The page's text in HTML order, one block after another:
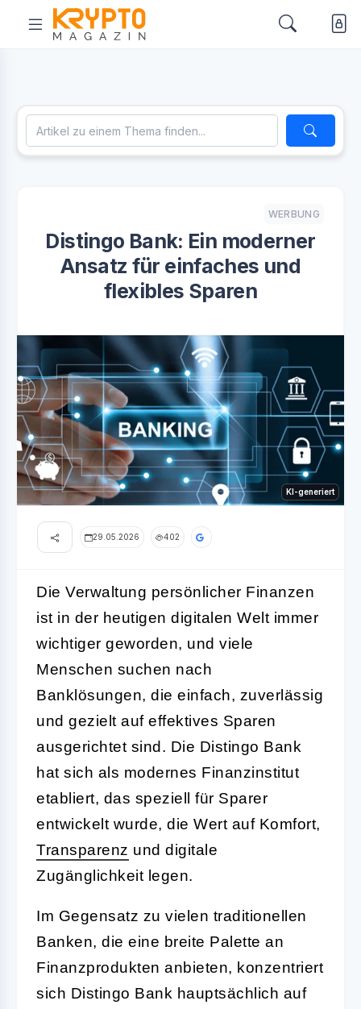
WERBUNG
Distingo Bank: Ein moderner
Ansatz für einfaches und
flexibles Sparen
KI-generiert
29.05.2026 402
Die Verwaltung persönlicher Finanzen
ist in der heutigen digitalen Welt immer
wichtiger geworden, und viele
Menschen suchen nach
Banklösungen, die einfach, zuverlässig
und gezielt auf effektives Sparen
ausgerichtet sind. Die Distingo Bank
hat sich als modernes Finanzinstitut
etabliert, das speziell für Sparer
entwickelt wurde, die Wert auf Komfort,
Transparenz und digitale
Zugänglichkeit legen.
Im Gegensatz zu vielen traditionellen
Banken, die eine breite Palette an
Finanzprodukten anbieten, konzentriert
sich Distingo Bank hauptsächlich auf